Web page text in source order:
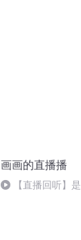
画画的直播播
【直播回听】